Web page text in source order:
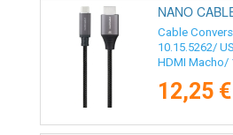
NANO
Cable
10.15.5262/
HDMI Macho/
12,25 €